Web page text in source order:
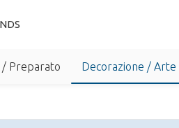
/ Preparato Decorazione /